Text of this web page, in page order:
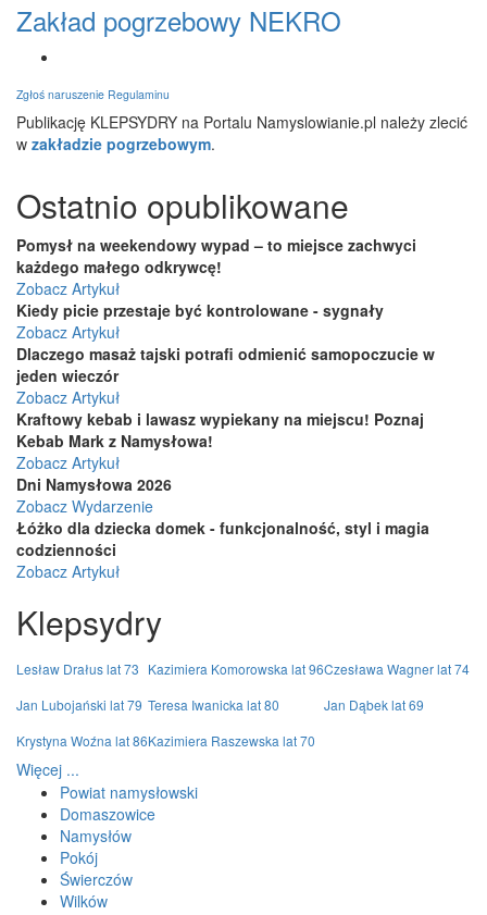
Zakład pogrzebowy NEKRO
Zgłoś naruszenie Regulaminu
Publikację KLEPSYDRY na Portalu Namyslowianie.pl należy zlecić
w zakładzie pogrzebowym.
Ostatnio opublikowane
Pomysł na weekendowy wypad – to miejsce zachwyci
każdego małego odkrywcę!
Zobacz Artykuł
Kiedy picie przestaje być kontrolowane - sygnały
Zobacz Artykuł
Dlaczego masaż tajski potrafi odmienić samopoczucie w
jeden wieczór
Zobacz Artykuł
Kraftowy kebab i lawasz wypiekany na miejscu! Poznaj
Kebab Mark z Namysłowa!
Zobacz Artykuł
Dni Namysłowa 2026
Zobacz Wydarzenie
Łóżko dla dziecka domek - funkcjonalność, styl i magia
codzienności
Zobacz Artykuł
Klepsydry
Lesław Drałus lat 73 Kazimiera Komorowska lat 96Czesława Wagner lat 74
Jan Lubojański lat 79 Teresa Iwanicka lat 80
Jan Dąbek lat 69
Krystyna Woźna lat 86Kazimiera Raszewska lat 70
Więcej ...
Powiat namysłowski
Domaszowice
Namysłów
Pokój
Świerczów
Wilków